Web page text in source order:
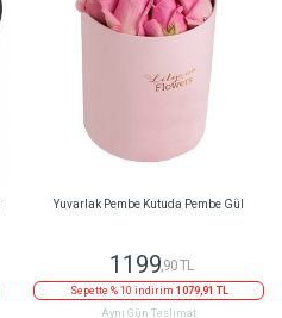
Yuvarlak Pembe Kutuda Pembe Gül
1199 ,90 TL
Sepette % 10 indirim 1079,91 TL
Aynı Gün Teslimat